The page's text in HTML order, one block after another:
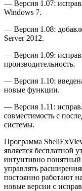
— Версия 1.07:
Windows 7.
— Версия 1.08:
Server 2012.
— Версия 1.09:
производительность.
— Версия 1.10:
новые функции.
— Версия 1.11:
совместимость с
системы.
Программа
является бесплатной
интуитивно
управлять
постоянно работают
новые версии с